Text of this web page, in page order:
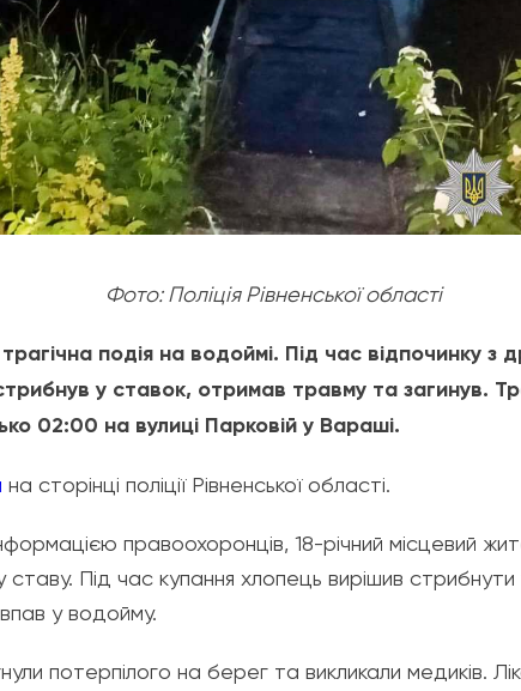
Фото: Поліція Рівненської області
подія на водоймі. Під час відпочинку з
у ставок, отримав травму та загинув.
02:00 на вулиці Парковій у Вараші.
на сторінці поліції Рівненської області.
правоохоронців, 18-річний місцевий
ставу. Під час купання хлопець вирішив
у водойму.
потерпілого на берег та викликали медиків.